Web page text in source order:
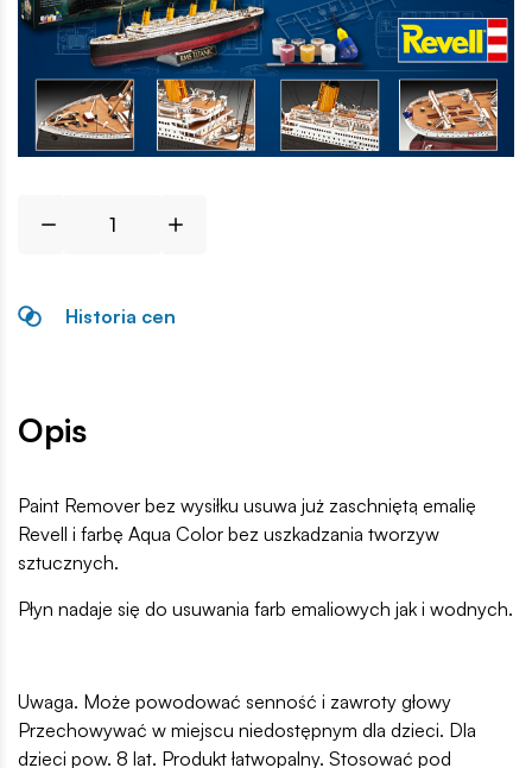
Historia cen
Opis
Paint Remover bez wysiłku usuwa już zaschniętą emalię
Revell i farbę Aqua Color bez uszkadzania tworzyw
sztucznych.
Płyn nadaje się do usuwania farb emaliowych jak i wodnych.
Uwaga. Może powodować senność i zawroty głowy
Przechowywać w miejscu niedostępnym dla dzieci. Dla
dzieci pow. 8 lat. Produkt łatwopalny. Stosować pod